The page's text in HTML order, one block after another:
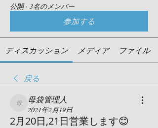
公開 · 3名のメンバー
参加する
ディスカッション メディア ファイル
戻る
母袋管理人
母袋管理人
2021年2月19日
2月20日,21日営業します😊